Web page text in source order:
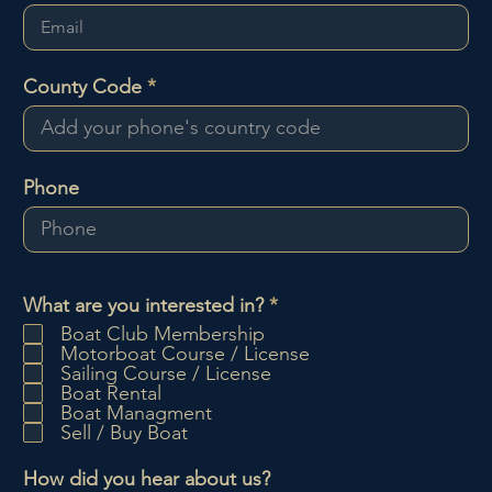
County Code
Phone
What are you interested in?*O
i
Boat Club Membership
Motorboat Course / License
Sailing Course / License
Boat Rental
Boat Managment
Sell / Buy Boat
How did you hear about us?